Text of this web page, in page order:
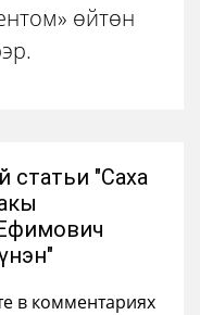
өйтөн
статьи "Саха
в комментариях